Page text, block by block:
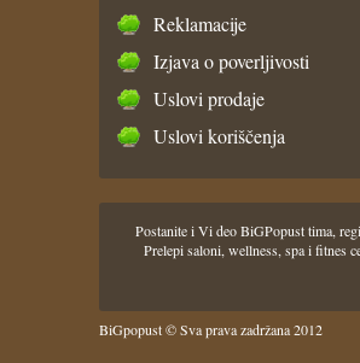
Reklamacije
Izjava o poverljivosti
Uslovi prodaje
Uslovi koriščenja
Postanite i Vi deo BiGPopust tima,
Prelepi saloni, wellness, spa i fitnes
BiGpopust © Sva prava zadržana 2012